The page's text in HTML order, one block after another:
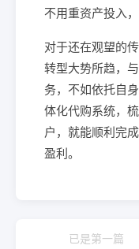
不用重资产投入
对于还在观望的
转型大势所趋，
务，不如依托自
体化代购系统，
户，就能顺利完
盈利。
已是第一篇